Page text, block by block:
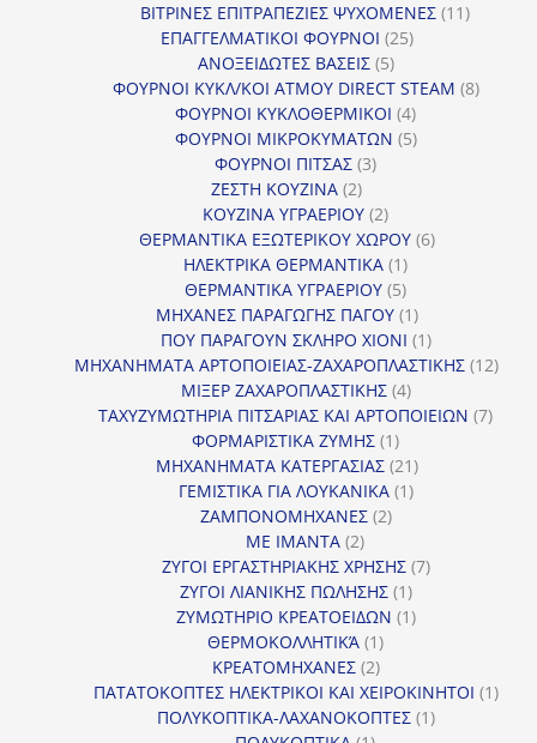
προϊόντα
ΒΙΤΡΙΝΕΣ ΕΠΙΤΡΑΠΕΖΙΕΣ ΨΥΧΟΜΕΝΕΣ 1111
ΕΠΑΓΓΕΛΜΑΤΙΚΟΙ ΦΟΥΡΝΟΙ 2525
ΑΝΟΞΕΙΔΩΤΕΣ ΒΑΣΕΙΣ 55
προϊόντα
ΦΟΥΡΝΟΙ ΚΥΚΛ/ΚΟΙ ΑΤΜΟΥ DIRECT STEAM 88
ΦΟΥΡΝΟΙ ΚΥΚΛΟΘΕΡΜΙΚΟΙ 44
προϊόντα
ΦΟΥΡΝΟΙ ΜΙΚΡΟΚΥΜΑΤΩΝ 55
ΦΟΥΡΝΟΙ ΠΙΤΣΑΣ 33
ΖΕΣΤΗ ΚΟΥΖΙΝΑ 22
προϊόντα
ΚΟΥΖΙΝΑ ΥΓΡΑΕΡΙΟΥ 22
προϊόντα
ΘΕΡΜΑΝΤΙΚΑ ΕΞΩΤΕΡΙΚΟΥ ΧΩΡΟΥ 66
ΗΛΕΚΤΡΙΚΑ ΘΕΡΜΑΝΤΙΚΑ 11
προϊόν
ΘΕΡΜΑΝΤΙΚΑ ΥΓΡΑΕΡΙΟΥ 55
προϊόντα
ΜΗΧΑΝΕΣ ΠΑΡΑΓΩΓΗΣ ΠΑΓΟΥ 11
προϊόν
ΠΟΥ ΠΑΡΑΓΟΥΝ ΣΚΛΗΡΟ ΧΙΟΝΙ 11
προϊόν
ΜΗΧΑΝΗΜΑΤΑ ΑΡΤΟΠΟΙΕΙΑΣ-ΖΑΧΑΡΟΠΛΑΣΤΙΚΗΣ 1212
ΜΙΞΕΡ ΖΑΧΑΡΟΠΛΑΣΤΙΚΗΣ 44
προϊόντα
ΤΑΧΥΖΥΜΩΤΗΡΙΑ ΠΙΤΣΑΡΙΑΣ ΚΑΙ ΑΡΤΟΠΟΙΕΙΩΝ 77
ΦΟΡΜΑΡΙΣΤΙΚΑ ΖΥΜΗΣ 11
προϊόν
ΜΗΧΑΝΗΜΑΤΑ ΚΑΤΕΡΓΑΣΙΑΣ 2121
προϊόντα
ΓΕΜΙΣΤΙΚΑ ΓΙΑ ΛΟΥΚΑΝΙΚΑ 11
ΖΑΜΠΟΝΟΜΗΧΑΝΕΣ 22
ΜΕ ΙΜΑΝΤΑ 22
προϊόντα
ΖΥΓΟΙ ΕΡΓΑΣΤΗΡΙΑΚΗΣ ΧΡΗΣΗΣ 77
ΖΥΓΟΙ ΛΙΑΝΙΚΗΣ ΠΩΛΗΣΗΣ 11
προϊόν
ΖΥΜΩΤΗΡΙΟ ΚΡΕΑΤΟΕΙΔΩΝ 11
ΘΕΡΜΟΚΟΛΛΗΤΙΚΆ 11
προϊόν
ΚΡΕΑΤΟΜΗΧΑΝΕΣ 22
προϊόντα
ΠΑΤΑΤΟΚΟΠΤΕΣ ΗΛΕΚΤΡΙΚΟΙ ΚΑΙ ΧΕΙΡΟΚΙΝΗΤΟΙ 11
ΠΟΛΥΚΟΠΤΙΚΑ-ΛΑΧΑΝΟΚΟΠΤΕΣ 11